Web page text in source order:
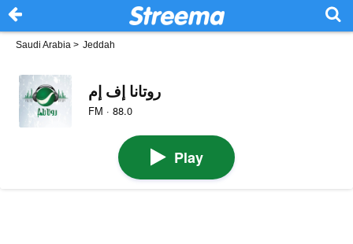
Saudi Arabia > Jeddah
روتانا إف إم
FM · 88.0
Play